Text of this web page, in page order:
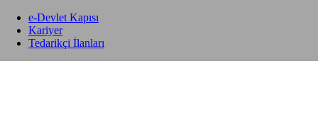
e-Devlet Kapısı
Kariyer
Tedarikçi İlanları